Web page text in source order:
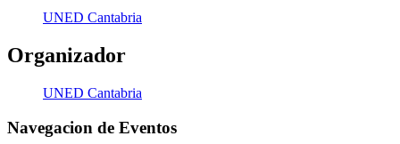
UNED Cantabria
Organizador
UNED Cantabria
Navegacion de Eventos